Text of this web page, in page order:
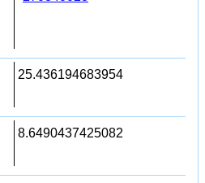
25.436194683954
8.6490437425082